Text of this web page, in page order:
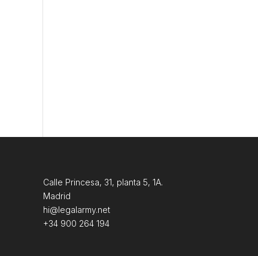
Calle Princesa, 31, planta 5, 1A.
Madrid
hi@legalarmy.net
+34 900 264 194